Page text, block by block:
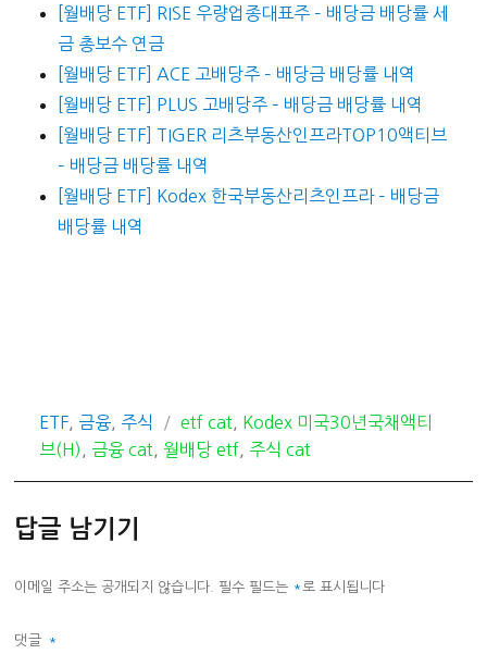
[월배당 ETF] RISE 우량업종대표주 – 배당금 배당률 세
금 총보수 연금
[월배당 ETF] ACE 고배당주 – 배당금 배당률 내역
[월배당 ETF] PLUS 고배당주 – 배당금 배당률 내역
[월배당 ETF] TIGER 리츠부동산인프라TOP10액티브
– 배당금 배당률 내역
[월배당 ETF] Kodex 한국부동산리츠인프라 – 배당금
배당률 내역
카
테
ETF, 금융, 주식
태
그
etf cat, Kodex 미국30년국채액티
브(H) , 금융 cat, 월배당 etf, 주식 cat
답글 남기기
이메일 주소는 공개되지 않습니다. 필수 필드는 *로 표시됩니다
댓글 *